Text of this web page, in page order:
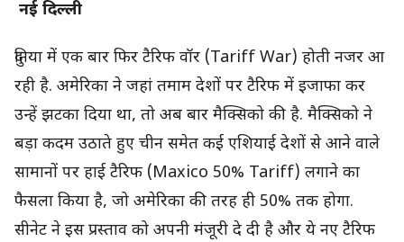
नई दिल्ली
दुनिया में एक बार फिर टैरिफ वॉर (Tariff War) होती नजर आ
रही है. अमेरिका ने जहां तमाम देशों पर टैरिफ में इजाफा कर
उन्हें झटका दिया था, तो अब बार मैक्सिको की है. मैक्सिको ने
बड़ा कदम उठाते हुए चीन समेत कई एशियाई देशों से आने वाले
सामानों पर हाई टैरिफ (Maxico 50% Tariff) लगाने का
फैसला किया है, जो अमेरिका की तरह ही 50% तक होगा.
सीनेट ने इस प्रस्ताव को अपनी मंजूरी दे दी है और ये नए टैरिफ